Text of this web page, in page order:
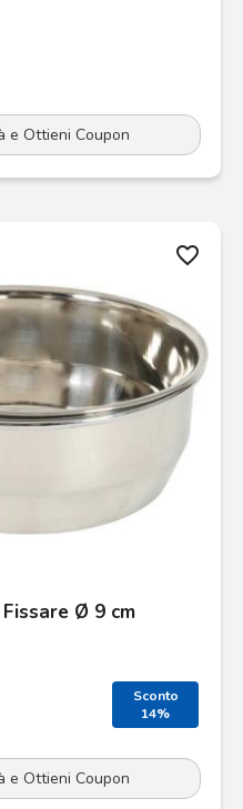
e Ottieni Coupon
favorite_border
Ø 9 cm
Sconto
14%
e Ottieni Coupon